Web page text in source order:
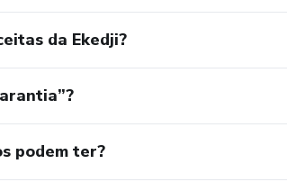
da Ekedji?
podem ter?